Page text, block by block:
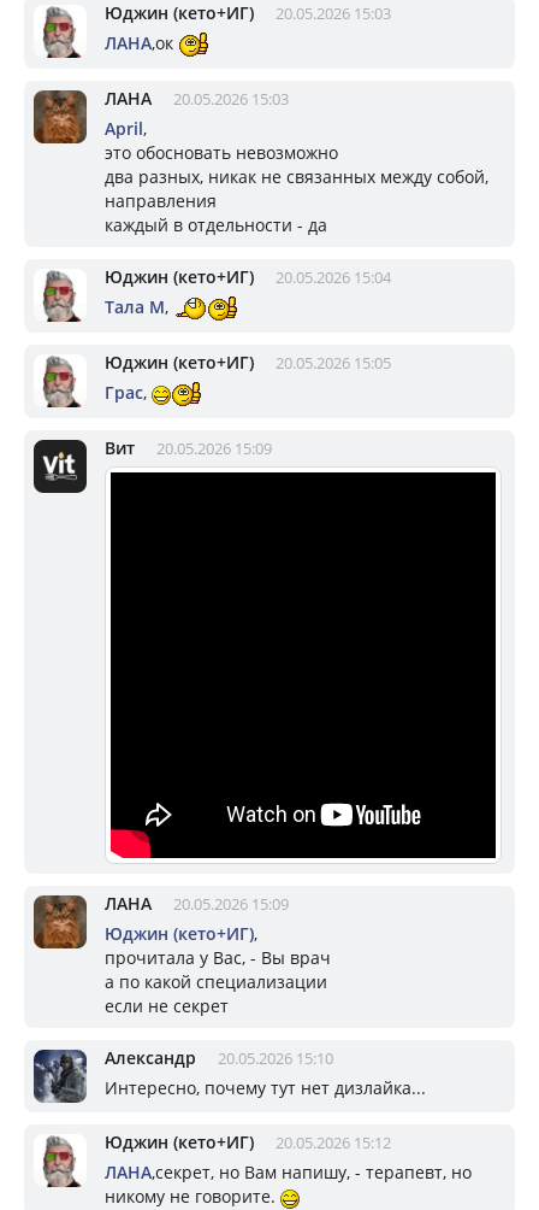
Юджин (кето+ИГ) 20.05.2026 15:03
ЛАНА,ок
ЛАНА 20.05.2026 15:03
April,
это обосновать невозможно
два разных, никак не связанных между собой,
направления
каждый в отдельности - да
Юджин (кето+ИГ) 20.05.2026 15:04
Тала М,
Юджин (кето+ИГ) 20.05.2026 15:05
Грас,
Вит 20.05.2026 15:09
ЛАНА 20.05.2026 15:09
Юджин (кето+ИГ),
прочитала у Вас, - Вы врач
а по какой специализации
если не секрет
Александр 20.05.2026 15:10
Интересно, почему тут нет дизлайка...
Юджин (кето+ИГ) 20.05.2026 15:12
ЛАНА,секрет, но Вам напишу, - терапевт, но
никому не говорите.